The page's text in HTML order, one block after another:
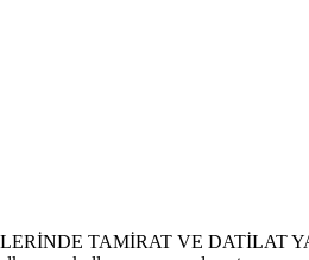
TAMİRAT VE DATİLAT